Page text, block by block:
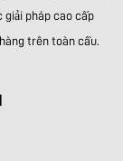
giải pháp cao cấp
trên toàn cầu.